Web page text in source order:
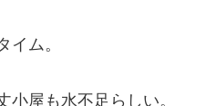
イム。
屋も水不足らしい。